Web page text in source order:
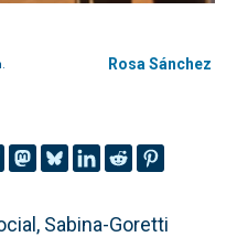
Rosa Sánchez
Sabina-Goretti